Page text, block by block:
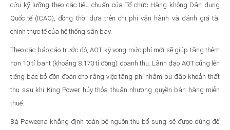
cứu kỹ lưỡng theo các tiêu chuẩn của Tổ chức Hàng không Dân dụng
Quốc tế (ICAO), đồng thời dựa trên chi phí vận hành và đánh giá tài
chính thực tế của hệ thống sân bay.
Theo các báo cáo trước đó, AOT kỳ vọng mức phí mới sẽ giúp tăng thêm
hơn 10 tỉ baht (khoảng 8.170 tỉ đồng) doanh thu. Lãnh đạo AOT cũng lên
tiếng bác bỏ đồn đoán cho rằng việc tăng phí nhằm bù đắp khoản thất
thu sau khi King Power hủy thỏa thuận nhượng quyền bán hàng miễn
thuế.
Bà Paweena khẳng định toàn bộ nguồn thu bổ sung sẽ được dùng để